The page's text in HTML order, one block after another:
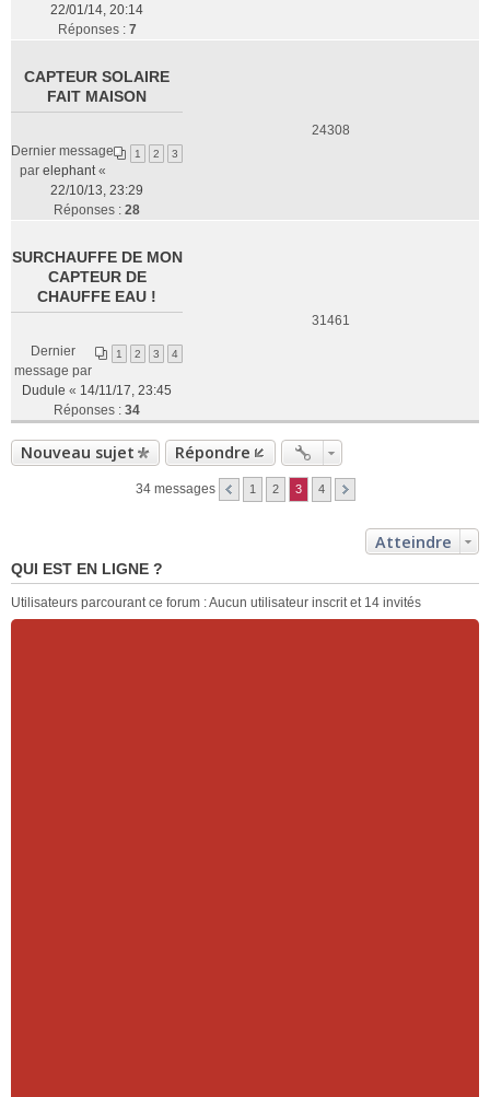
22/01/14, 20:14
Réponses : 7
CAPTEUR SOLAIRE
FAIT MAISON
1 2 3
Dernier message
par elephant«
22/10/13, 23:29
Réponses : 28
24308
SURCHAUFFE DE MON
CAPTEUR DE
CHAUFFE EAU !
1 2 3 4
Dernier
message par
Dudule « 14/11/17, 23:45
Réponses : 34
31461
Nouveau sujet Répondre
34 messages 1 2 3 4
Atteindre
QUI EST EN LIGNE ?
Utilisateurs parcourant ce forum : Aucun utilisateur inscrit et 14 invités